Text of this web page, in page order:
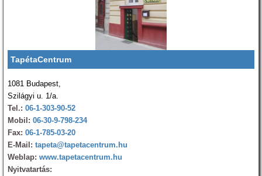
TapétaCentrum
1081 Budapest,
Szilágyi u. 1/a.
Tel.: 06-1-303-90-52
Mobil: 06-30-9-798-234
Fax: 06-1-785-03-20
E-Mail: tapeta@tapetacentrum.hu
Weblap: www.tapetacentrum.hu
Nyitvatartás: